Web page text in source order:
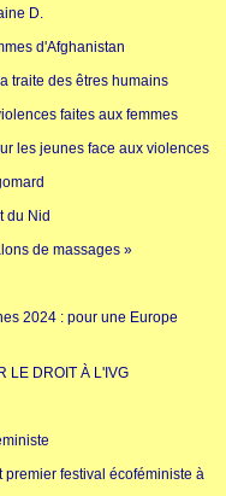
D.
d'Afghanistan
traite des êtres humains
faites aux femmes
les jeunes face aux violences
du Nid
de massages »
2024 : pour une Europe
LE DROIT À L'IVG
premier festival écoféministe à